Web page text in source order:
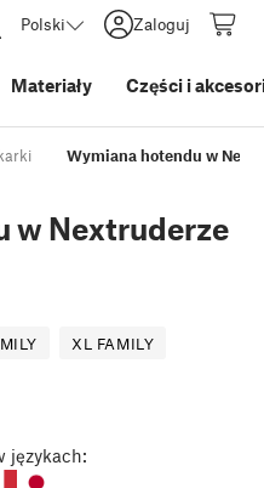
Polski Zaloguj
Materiały Części i
Wymiana hotendu w
w Nextruderze
XL FAMILY
językach: